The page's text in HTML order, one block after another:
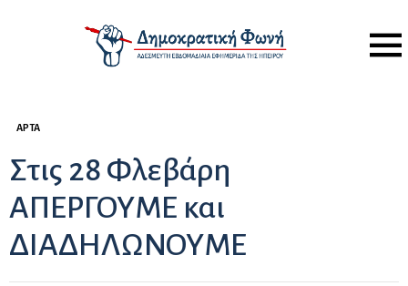
Menu
ΆΡΤΑ
Στις 28 Φλεβάρη
ΑΠΕΡΓΟΥΜΕ και
ΔΙΑΔΗΛΩΝΟΥΜΕ